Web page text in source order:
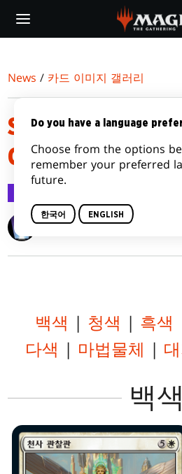
main
News / 카드 이미지 갤러리
STREETS OF NEW
CARD IMAGE
Wizards of the Coast
백색 | 청색 | 흑색
다색 | 마법물체 |
백색
Do you have a language
Choose from the options
remember your preferred
future.
한국어 ENGLISH